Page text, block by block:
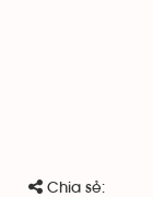
Chia sẻ: